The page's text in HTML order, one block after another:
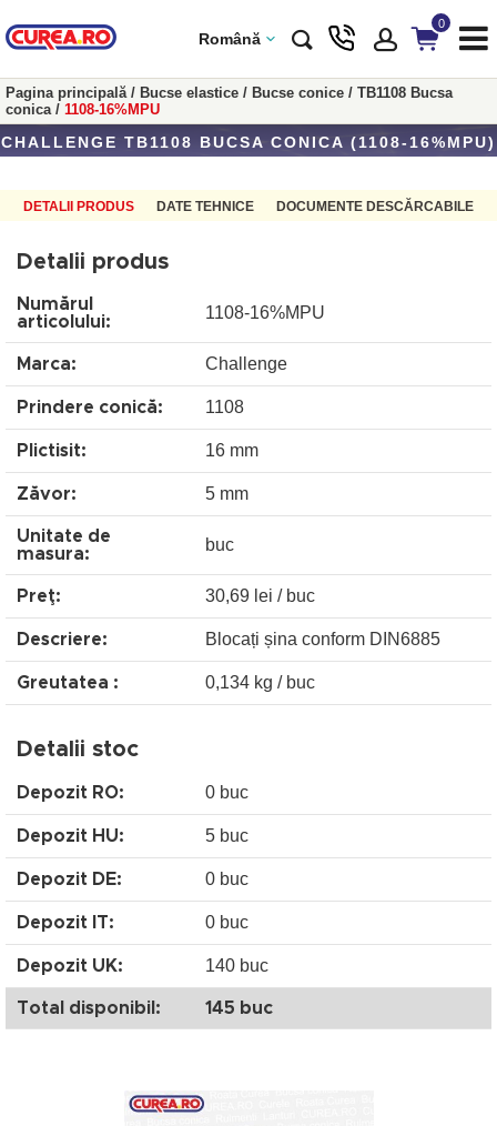
Română
0
Pagina principală/ Bucse elastice / Bucse conice / TB1108 Bucsa
conica/ 1108-16%MPU
CHALLENGE TB1108 BUCSA CONICA (1108-16%MPU)
DETALII PRODUS DATE TEHNICE DOCUMENTE DESCĂRCABILE
Detalii produs
Numărul
articolului:
1108-16%MPU
Marca: Challenge
Prindere conică: 1108
Plictisit: 16 mm
Zăvor: 5 mm
Unitate de
masura:
buc
Preţ: 30,69 lei / buc
Descriere: Blocați șina conform DIN6885
Greutatea : 0,134 kg / buc
Detalii stoc
Depozit RO: 0 buc
Depozit HU: 5 buc
Depozit DE: 0 buc
Depozit IT: 0 buc
Depozit UK: 140 buc
Total disponibil: 145 buc